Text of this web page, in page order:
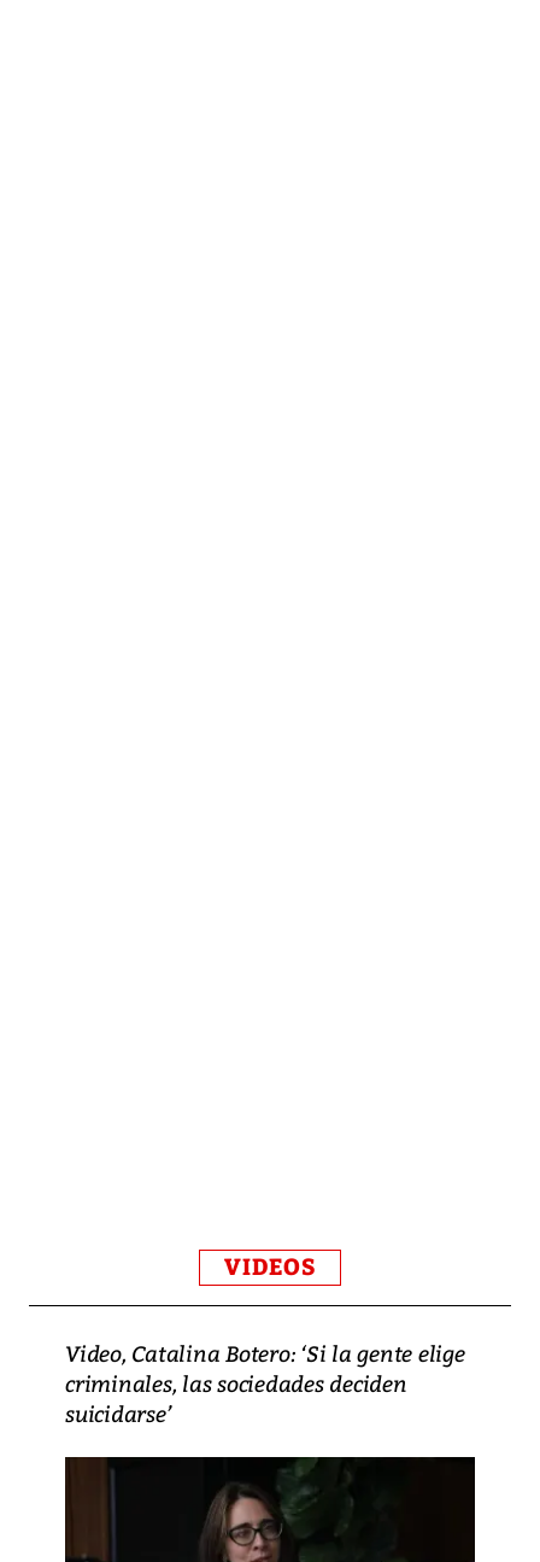
VIDEOS
Video, Catalina Botero: ‘Si la gente elige
criminales, las sociedades deciden
suicidarse’